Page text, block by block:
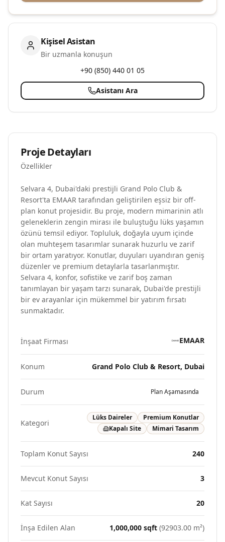
Kişisel Asistan
Bir uzmanla konuşun
+90 (850) 440 01 05
Asistanı Ara
Proje Detayları
Özellikler
Selvara 4, Dubai'daki prestijli Grand Polo Club &
Resort'ta EMAAR tarafından geliştirilen eşsiz bir off-
plan konut projesidir. Bu proje, modern mimarinin atlı
geleneklerin zengin mirası ile buluştuğu lüks yaşamın
özünü temsil ediyor. Topluluk, doğayla uyum içinde
olan muhteşem tasarımlar sunarak huzurlu ve zarif
bir ortam yaratıyor. Konutlar, duyuları uyandıran geniş
düzenler ve premium detaylarla tasarlanmıştır.
Selvara 4, konfor, sofistike ve zarif boş zaman
tanımlayan bir yaşam tarzı sunarak, Dubai'de prestijli
bir ev arayanlar için mükemmel bir yatırım fırsatı
sunmaktadır.
İnşaat Firması EMAAR
Konum Grand Polo Club & Resort, Dubai
Durum Plan Aşamasında
Kategori
Lüks Daireler
Premium Konutlar
Kapalı Site
Mimari Tasarım
Toplam Konut Sayısı 240
Mevcut Konut Sayısı 3
Kat Sayısı 20
İnşa Edilen Alan 1,000,000 sqft (92903.00 m²)